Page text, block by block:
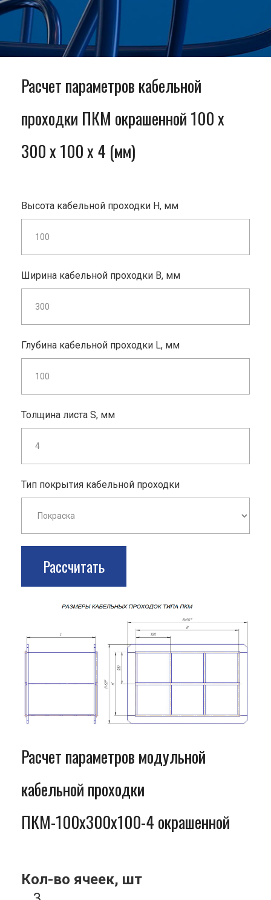
Расчет параметров кабельной
проходки ПКМ окрашенной 100 x
300 x 100 x 4 (мм)
Высота кабельной проходки H, мм
Ширина кабельной проходки B, мм
Глубина кабельной проходки L, мм
Толщина листа S, мм
Тип покрытия кабельной проходки
Рассчитать
Расчет параметров модульной
кабельной проходки
ПКМ-100x300x100-4 окрашенной
Кол-во ячеек, шт